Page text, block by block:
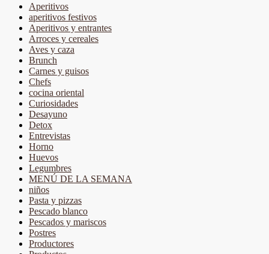
Aperitivos
aperitivos festivos
Aperitivos y entrantes
Arroces y cereales
Aves y caza
Brunch
Carnes y guisos
Chefs
cocina oriental
Curiosidades
Desayuno
Detox
Entrevistas
Horno
Huevos
Legumbres
MENÚ DE LA SEMANA
niños
Pasta y pizzas
Pescado blanco
Pescados y mariscos
Postres
Productores